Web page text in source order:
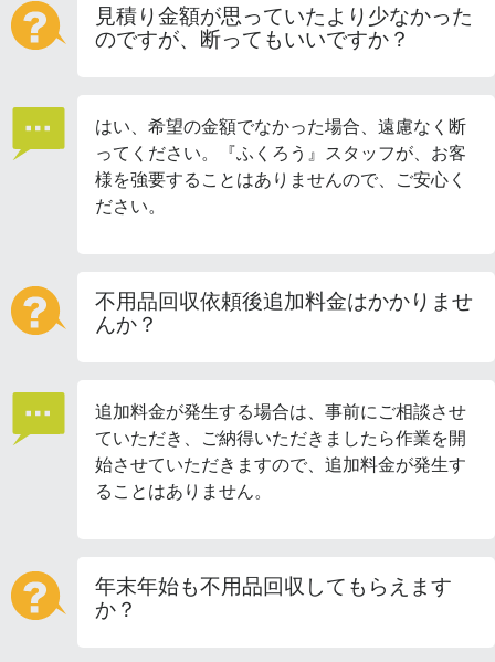
見積り金額が思っていたより少なかった
のですが、断ってもいいですか？
はい、希望の金額でなかった場合、遠慮なく断
ってください。『ふくろう』スタッフが、お客
様を強要することはありませんので、ご安心く
ださい。
不用品回収依頼後追加料金はかかりませ
んか？
追加料金が発生する場合は、事前にご相談させ
ていただき、ご納得いただきましたら作業を開
始させていただきますので、追加料金が発生す
ることはありません。
年末年始も不用品回収してもらえます
か？